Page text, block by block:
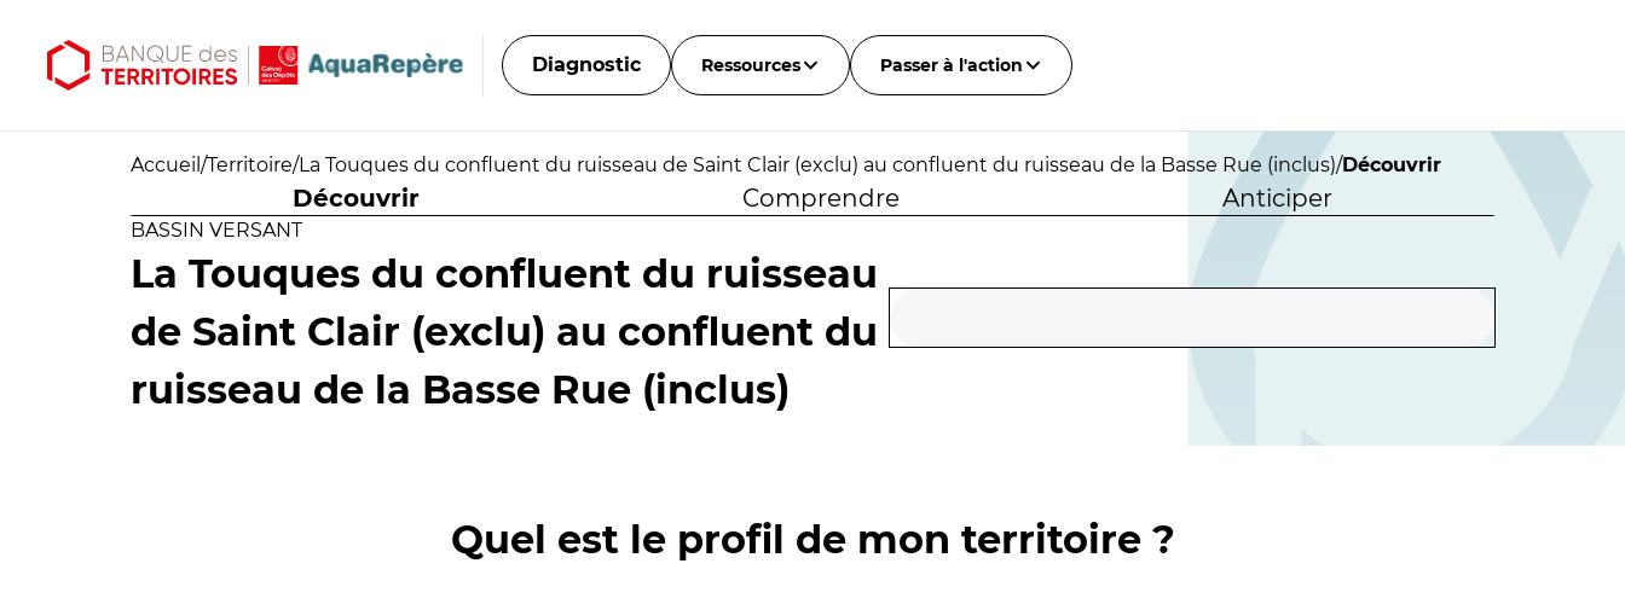
Diagnostic Ressources Passer à l'action
Accueil /Territoire/La Touques du confluent du ruisseau de Saint Clair (exclu) au confluent du ruisseau de la Basse Rue (inclus)/Découvrir
Découvrir Comprendre Anticiper
BASSIN VERSANT
La Touques du confluent du ruisseau
de Saint Clair (exclu) au confluent du
ruisseau de la Basse Rue (inclus)
Quel est le profil de mon territoire ?